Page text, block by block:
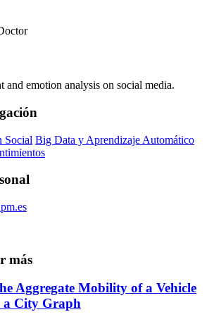
and emotion analysis on social media.
Social Big Data y Aprendizaje Automático
más
Aggregate Mobility of a Vehicle
a City Graph